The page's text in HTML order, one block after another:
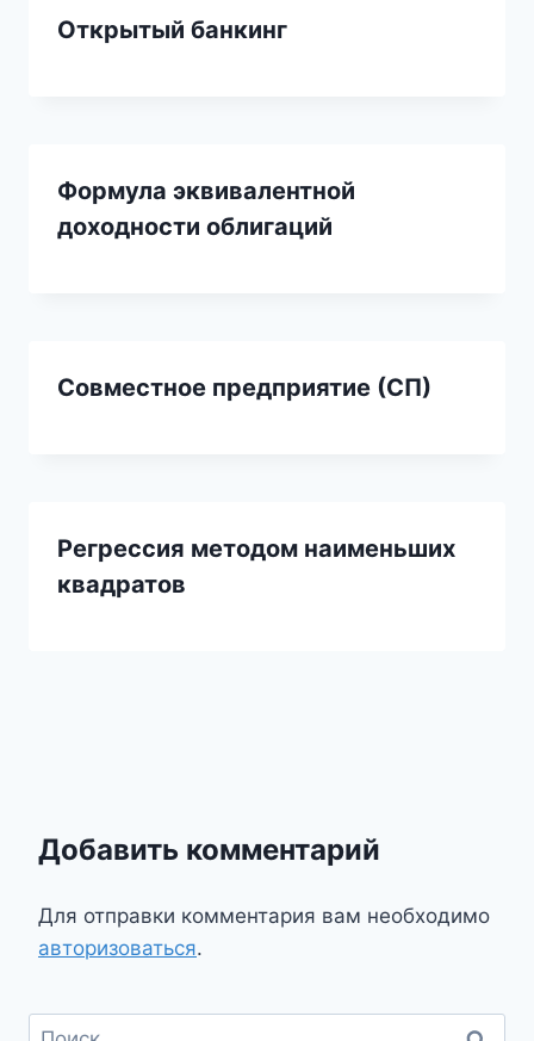
Открытый банкинг
Формула эквивалентной
доходности облигаций
Совместное предприятие (СП)
Регрессия методом наименьших
квадратов
Добавить комментарий
Для отправки комментария вам необходимо
авторизоваться.
Найти: